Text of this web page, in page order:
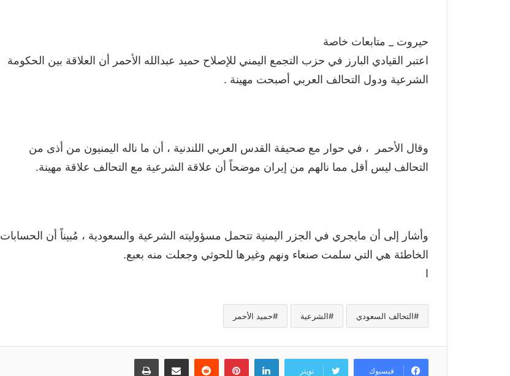
حيروت _ متابعات خاصة
اعتبر القيادي البارز في حزب التجمع اليمني للإصلاح حميد عبدالله الأحمر أن العلاقة بين الحكومة
الشرعية ودول التحالف العربي أصبحت مهينة .
وقال الأحمر ، في حوار مع صحيفة القدس العربي اللندنية ، أن ما ناله اليمنيون من أذى من
التحالف ليس أقل مما نالهم من إيران موضحاً أن علاقة الشرعية مع التحالف علاقة مهينة.
وأشار إلى أن مايجري في الجزر اليمنية تتحمل مسؤوليته الشرعية والسعودية ، مُبيناً أن الحسابات
الخاطئة هي التي سلمت صنعاء ونهم وغيرها للحوثي وجعلت منه بعبع.
ا
التحالف السعودي الشرعية حميد الأحمر
فيسبوك تويتر
لينكدإنبينتيريست
‏Reddit مشاركة عبر البريد طباعة